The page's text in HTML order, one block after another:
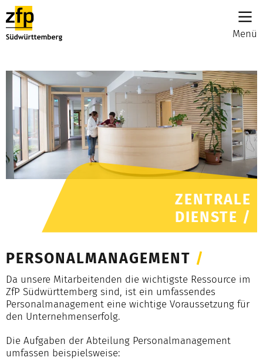
Menü
ZENTRALE
DIENSTE /
PERSONALMANAGEMENT /
Da unsere Mitarbeitenden die wichtigste Ressource im
ZfP Südwürttemberg sind, ist ein umfassendes
Personalmanagement eine wichtige Voraussetzung für
den Unternehmenserfolg.
Die Aufgaben der Abteilung Personalmanagement
umfassen beispielsweise: